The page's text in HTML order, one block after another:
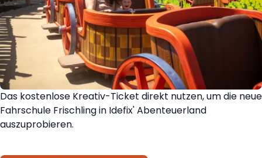
Das kostenlose Kreativ-Ticket direkt nutzen, um die neue
Fahrschule Frischling in Idefix' Abenteuerland
auszuprobieren.